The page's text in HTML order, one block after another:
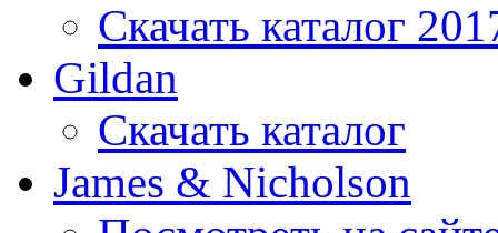
Скачать каталог
Gildan
Скачать каталог
James & Nicholson